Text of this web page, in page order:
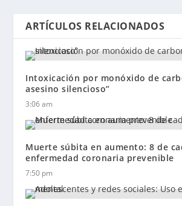
ARTÍCULOS RELACIONADOS
Intoxicación por monóxido de
asesino silencioso”
3:06 am
Muerte súbita en aumento: 8 de
enfermedad coronaria prevenible
7:50 pm